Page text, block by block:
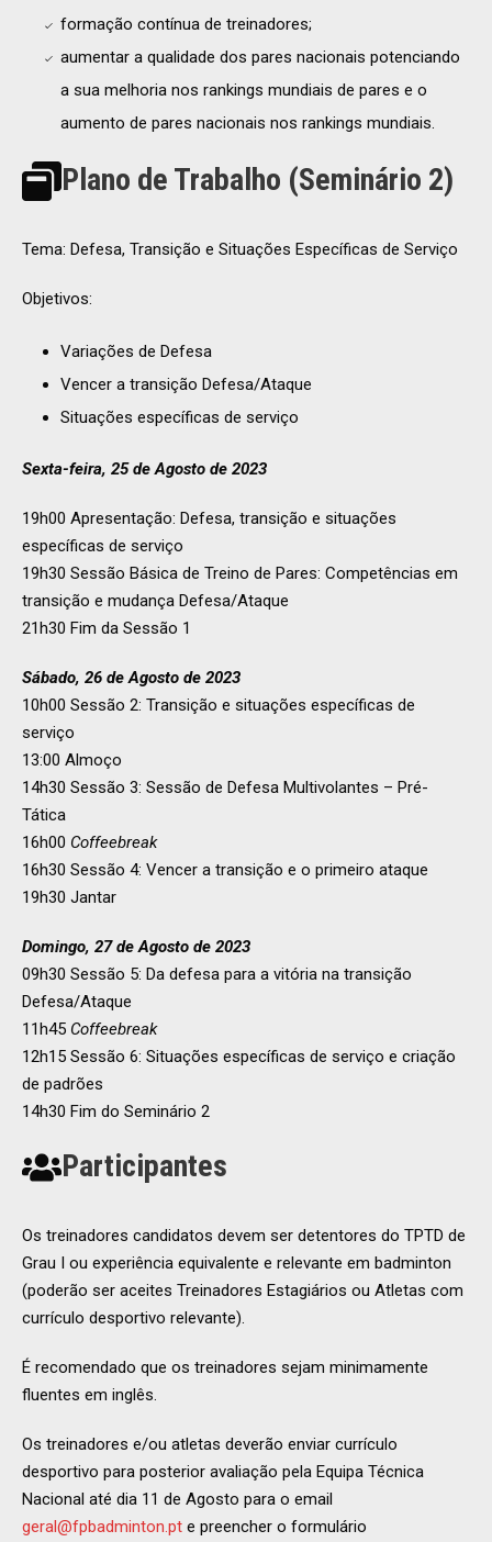
formação contínua de treinadores;
aumentar a qualidade dos pares nacionais potenciando
a sua melhoria nos rankings mundiais de pares e o
aumento de pares nacionais nos rankings mundiais.
Plano de Trabalho (Seminário 2)
Tema: Defesa, Transição e Situações Específicas de Serviço
Objetivos:
Variações de Defesa
Vencer a transição Defesa/Ataque
Situações específicas de serviço
Sexta-feira, 25 de Agosto de 2023
19h00 Apresentação: Defesa, transição e situações
específicas de serviço
19h30 Sessão Básica de Treino de Pares: Competências em
transição e mudança Defesa/Ataque
21h30 Fim da Sessão 1
Sábado, 26 de Agosto de 2023
10h00 Sessão 2: Transição e situações específicas de
serviço
13:00 Almoço
14h30 Sessão 3: Sessão de Defesa Multivolantes – Pré-
Tática
16h00 Coffeebreak
16h30 Sessão 4: Vencer a transição e o primeiro ataque
19h30 Jantar
Domingo, 27 de Agosto de 2023
09h30 Sessão 5: Da defesa para a vitória na transição
Defesa/Ataque
11h45 Coffeebreak
12h15 Sessão 6: Situações específicas de serviço e criação
de padrões
14h30 Fim do Seminário 2
Participantes
Os treinadores candidatos devem ser detentores do TPTD de
Grau I ou experiência equivalente e relevante em badminton
(poderão ser aceites Treinadores Estagiários ou Atletas com
currículo desportivo relevante).
É recomendado que os treinadores sejam minimamente
fluentes em inglês.
Os treinadores e/ou atletas deverão enviar currículo
desportivo para posterior avaliação pela Equipa Técnica
Nacional até dia 11 de Agosto para o email
geral@fpbadminton.pt e preencher o formulário